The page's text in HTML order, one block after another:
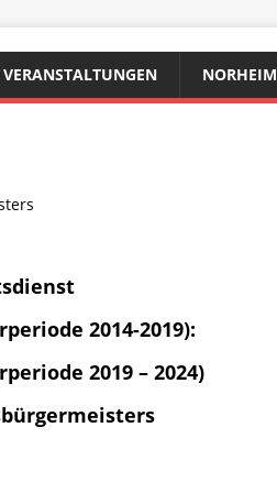
VERANSTALTUNGEN NORHEIM
2014-2019):
2019 – 2024)